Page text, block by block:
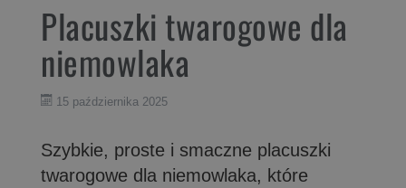
Placuszki twarogowe dla
niemowlaka
15 października 2025
Szybkie, proste i smaczne placuszki
twarogowe dla niemowlaka, które